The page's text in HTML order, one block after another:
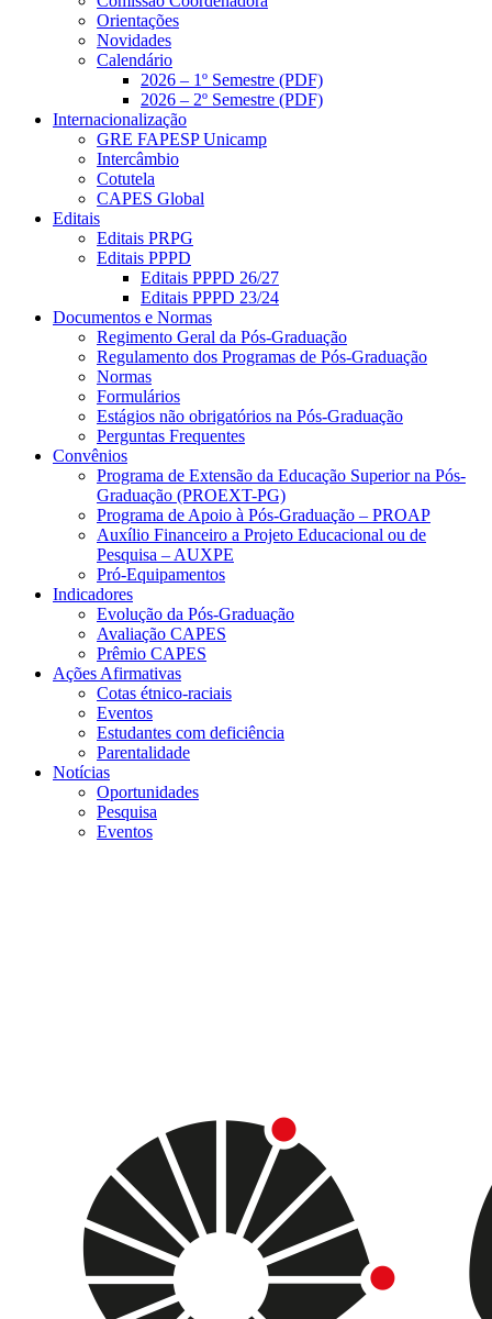
Orientações
Novidades
Calendário
2026 – 1º Semestre (PDF)
2026 – 2º Semestre (PDF)
Internacionalização
GRE FAPESP Unicamp
Intercâmbio
Cotutela
CAPES Global
Editais
Editais PRPG
Editais PPPD
Editais PPPD 26/27
Editais PPPD 23/24
Documentos e Normas
Regimento Geral da Pós-Graduação
Regulamento dos Programas de Pós-Graduação
Normas
Formulários
Estágios não obrigatórios na Pós-Graduação
Perguntas Frequentes
Convênios
Programa de Extensão da Educação Superior na Pós-
Graduação (PROEXT-PG)
Programa de Apoio à Pós-Graduação – PROAP
Auxílio Financeiro a Projeto Educacional ou de
Pesquisa – AUXPE
Pró-Equipamentos
Indicadores
Evolução da Pós-Graduação
Avaliação CAPES
Prêmio CAPES
Ações Afirmativas
Cotas étnico-raciais
Eventos
Estudantes com deficiência
Parentalidade
Notícias
Oportunidades
Pesquisa
Eventos